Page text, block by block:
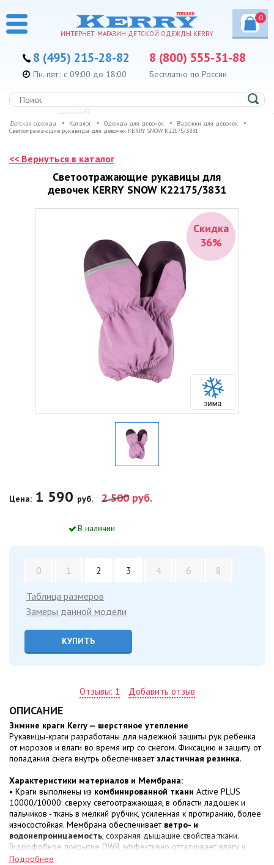
ИНТЕРНЕТ-МАГАЗИН ДЕТСКОЙ ОДЕЖДЫ KERRY
0
8 (495) 215-28-82 8 (800) 555-31-88
Бесплатно по России
Пн.-пят.: с 09:00 до 18:00
Детская одежда Каталог Одежда для девочек
Варежки для девочек
Светоотражающие рукавицы для девочек KERRY SNOW K22175/3831
<< Вернуться в каталог
Светоотражающие рукавицы для
девочек KERRY SNOW K22175/3831
Скидка
36%
Цена: 1 590 руб. 2 500 руб.
В наличии
0 1 2 3 4 6 8
Таблица размеров
Замеры данной модели
КУПИТЬ
Отзывы: 1 Добавить отзыв
ОПИСАНИЕ
Зимние краги Kerry — шерстяное утепление
Рукавицы-краги разработаны для надежной защиты рук ребенка
от морозов и влаги во время игр со снегом. Фиксацию и защиту от
попадания снега внутрь обеспечивает эластичная резинка.
Характеристики материалов и Мембрана:
• Краги выполнены из комбинированной ткани Active PLUS
10000/10000: сверху светоотражающая, в области ладошек и
пальчиков - ткань в мелкий рубчик, усиленная к протиранию, более
износостойкая. Мембрана обеспечивает ветро- и
водонепроницаемость, сохраняя дышащие свойства ткани.
Гидрофобное покрытие DWR эффективно отталкивает влагу и
грязь, упрощая очистку влажной салфеткой.
Подробнее